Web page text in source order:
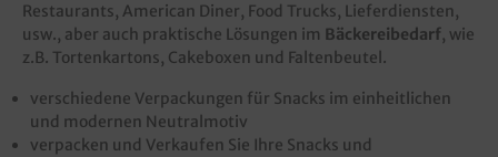
Restaurants, American Diner, Food Trucks, Lieferdiensten,
usw., aber auch praktische Lösungen im Bäckereibedarf, wie
z.B. Tortenkartons, Cakeboxen und Faltenbeutel.
verschiedene Verpackungen für Snacks im einheitlichen
und modernen Neutralmotiv
verpacken und Verkaufen Sie Ihre Snacks und